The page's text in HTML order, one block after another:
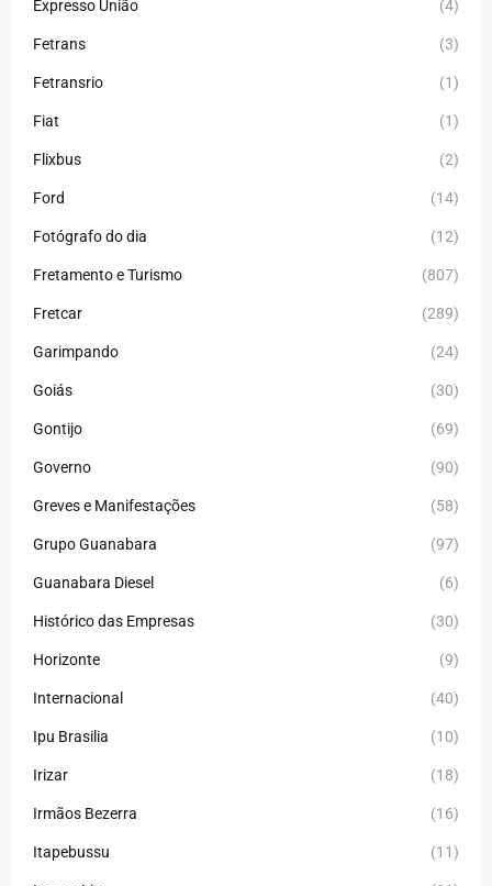
Expresso União (4)
Fetrans (3)
Fetransrio (1)
Fiat (1)
Flixbus (2)
Ford (14)
Fotógrafo do dia (12)
Fretamento e Turismo (807)
Fretcar (289)
Garimpando (24)
Goiás (30)
Gontijo (69)
Governo (90)
Greves e Manifestações (58)
Grupo Guanabara (97)
Guanabara Diesel (6)
Histórico das Empresas (30)
Horizonte (9)
Internacional (40)
Ipu Brasilia (10)
Irizar (18)
Irmãos Bezerra (16)
Itapebussu (11)